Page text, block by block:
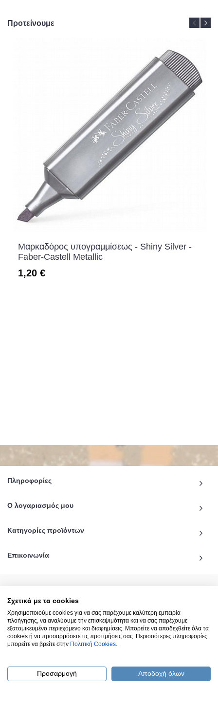
Προτείνουμε
Μαρκαδόρος υπογραμμίσεως - Shiny Silver -
Faber-Castell Metallic
1,20 €
Πληροφορίες
Ο λογαριασμός μου
Κατηγορίες προϊόντων
Επικοινωνία
Σχετικά με τα cookies
Χρησιμοποιούμε cookies για να σας παρέχουμε καλύτερη εμπειρία
πλοήγησης, να αναλύουμε την επισκεψιμότητα και να σας παρέχουμε
εξατομικευμένο περιεχόμενο και διαφημίσεις. Μπορείτε να αποδεχθείτε όλα τα
cookies ή να προσαρμόσετε τις προτιμήσεις σας. Περισσότερες πληροφορίες
μπορείτε να βρείτε στην Πολιτική Cookies.
Προσαρμογή Αποδοχή όλων
(0) προϊόντα